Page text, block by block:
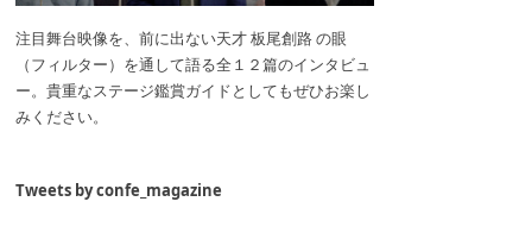
注目舞台映像を、前に出ない天才 板尾創路 の眼
（フィルター）を通して語る全１２篇のインタビュ
ー。貴重なステージ鑑賞ガイドとしてもぜひお楽し
みください。
Tweets by confe_magazine